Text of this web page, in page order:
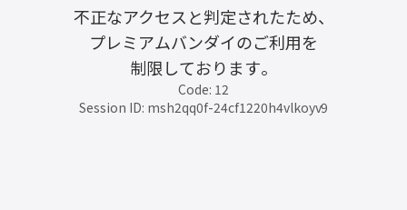
不正なアクセスと判定されたため、
プレミアムバンダイのご利用を
制限しております。
Code: 12
Session ID: msh2qq0f-24cf1220h4vlkoyv9